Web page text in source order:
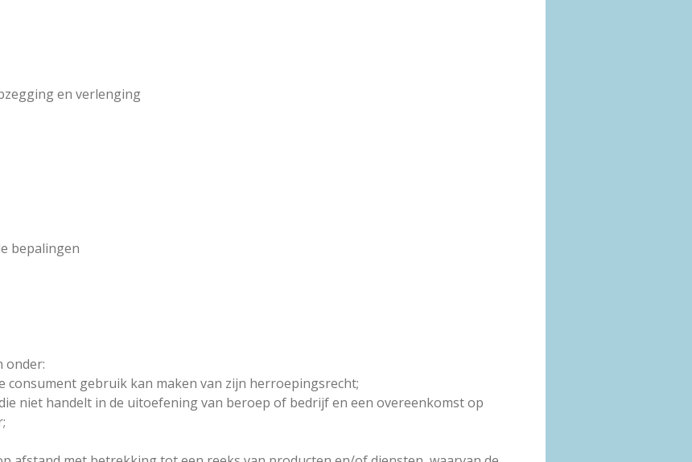
en verlenging
bepalingen
onder:
consument gebruik kan maken van zijn herroepingsrecht;
niet handelt in de uitoefening van beroep of bedrijf en een overeenkomst op